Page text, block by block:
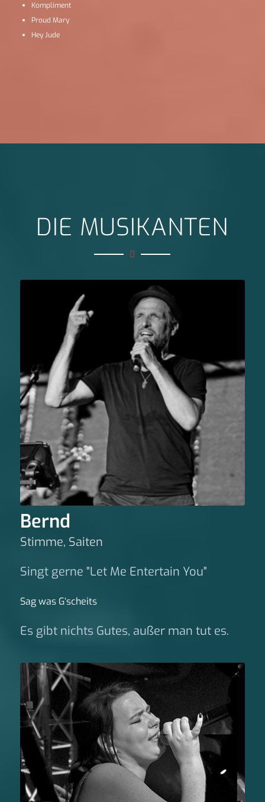
Kompliment
Proud Mary
Hey Jude
DIE MUSIKANTEN
Bernd
Stimme, Saiten
Singt gerne "Let Me Entertain You"
Sag was G‘scheits
Es gibt nichts Gutes, außer man tut es.